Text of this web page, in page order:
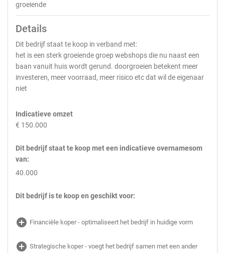
groeiende
Details
Dit bedrijf staat te koop in verband met:
het is een sterk groeiende groep webshops die nu naast een
baan vanuit huis wordt gerund. doorgroeien betekent meer
investeren, meer voorraad, meer risico etc dat wil de eigenaar
niet
Indicatieve omzet
€ 150.000
Dit bedrijf staat te koop met een indicatieve overnamesom
van:
40.000
Dit bedrijf is te koop en geschikt voor:
add_circle Financiële koper - optimaliseert het bedrijf in huidige vorm
add_circle Strategische koper - voegt het bedrijf samen met een ander